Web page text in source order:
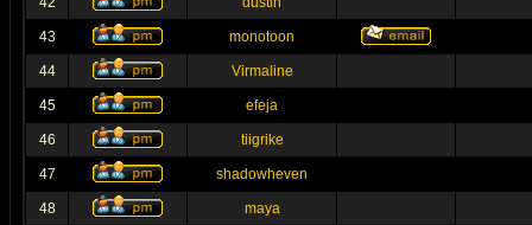
43 monotoon
44 Virmaline
45 efeja
46 tiigrike
47 shadowheven
48 maya